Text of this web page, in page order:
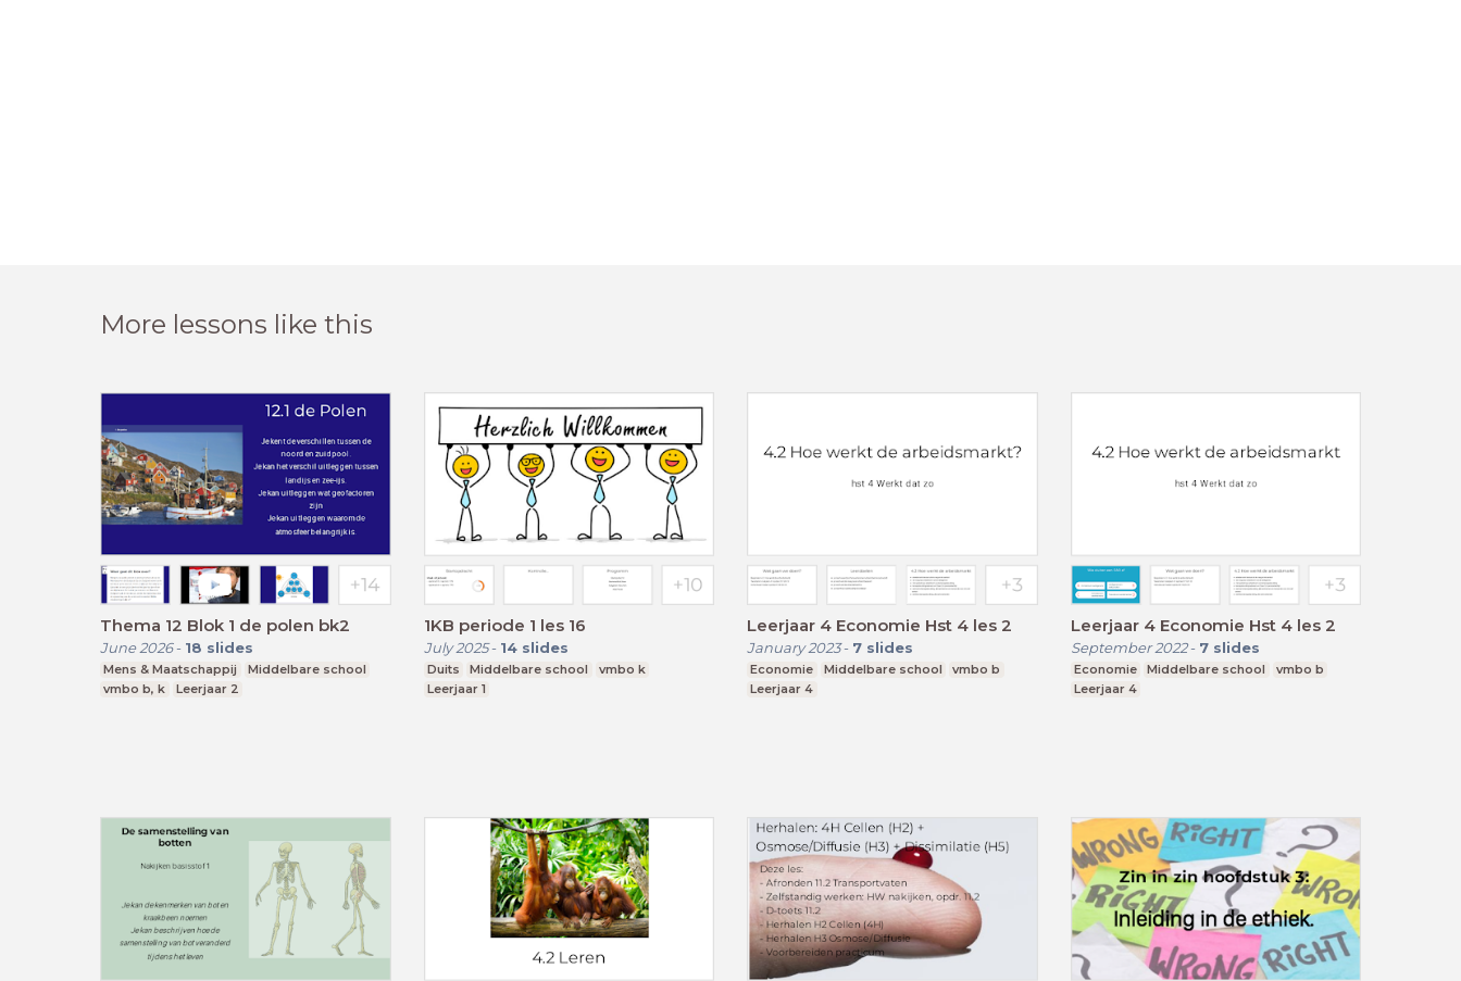
More lessons like this
Thema 12 Blok 1 de polen bk2
June 2026- 18 slides
Mens & Maatschappij
Middelbare school
vmbo b, k
Leerjaar 2
1KB periode 1 les 16
July 2025- 14 slides
Duits Middelbare school
vmbo k
Leerjaar 1
Leerjaar 4 Economie Hst 4 les 2
January 2023- 7 slides
Economie Middelbare school
vmbo b
Leerjaar 4
Leerjaar 4 Economie Hst 4 les 2
September 2022- 7 slides
Economie Middelbare school
vmbo b
Leerjaar 4